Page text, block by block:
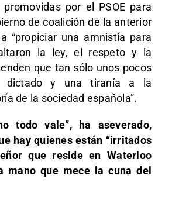
promovidas por el PSOE para
de coalición de la anterior
“propiciar una amnistía para
la ley, el respeto y la
que tan sólo unos pocos
dictado y una tiranía a la
de la sociedad española”.
todo vale”, ha aseverado,
hay quienes están “irritados
que reside en Waterloo
mano que mece la cuna del